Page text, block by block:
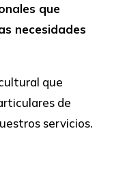
que
necesidades
que
de
servicios.